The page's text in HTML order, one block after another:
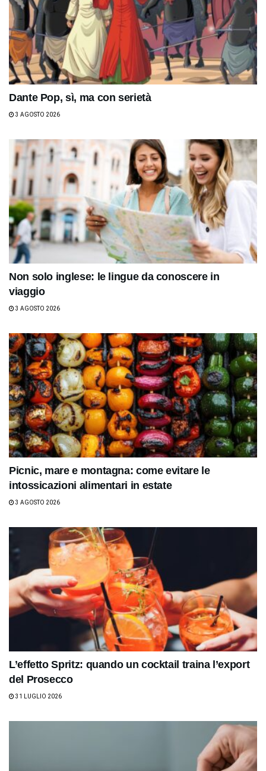
Dante Pop, sì, ma con serietà
3 AGOSTO 2026
Non solo inglese: le lingue da conoscere in
viaggio
3 AGOSTO 2026
Picnic, mare e montagna: come evitare le
intossicazioni alimentari in estate
3 AGOSTO 2026
L’effetto Spritz: quando un cocktail traina l’export
del Prosecco
31 LUGLIO 2026